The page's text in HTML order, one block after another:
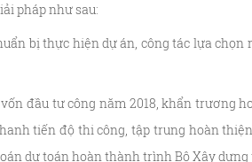
pháp như sau:
bị thực hiện dự án, công tác lựa
đầu tư công năm 2018, khẩn trương
tiến độ thi công, tập trung hoàn
dự toán hoàn thành trình Bộ Xây